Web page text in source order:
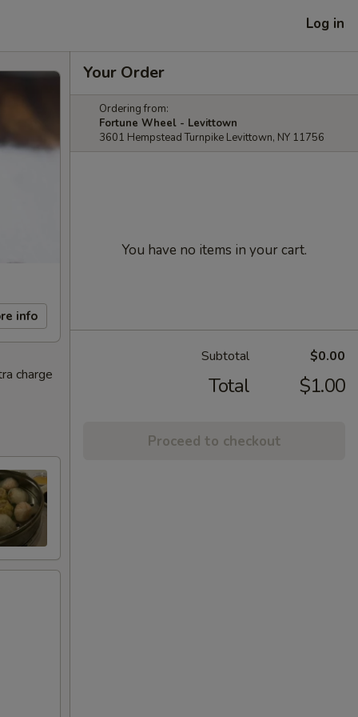
Log in
info
charge
Your Order
Ordering from:
Fortune Wheel - Levittown
3601 Hempstead Turnpike Levittown, NY 11756
You have no items in your cart.
Subtotal $0.00
Total $1.00
Proceed to checkout